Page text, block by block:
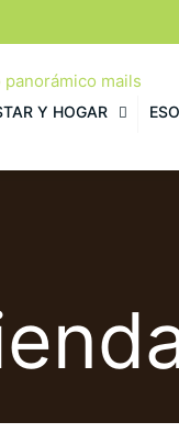
Y HOGAR